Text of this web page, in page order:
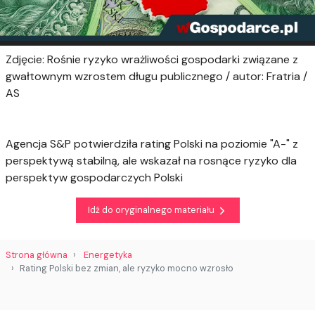
Zdjęcie: Rośnie ryzyko wrażliwości gospodarki związane z
gwałtownym wzrostem długu publicznego / autor: Fratria /
AS
Agencja S&P potwierdziła rating Polski na poziomie "A-" z
perspektywą stabilną, ale wskazał na rosnące ryzyko dla
perspektyw gospodarczych Polski
Idź do oryginalnego materiału
Strona główna
Energetyka
Rating Polski bez zmian, ale ryzyko mocno wzrosło